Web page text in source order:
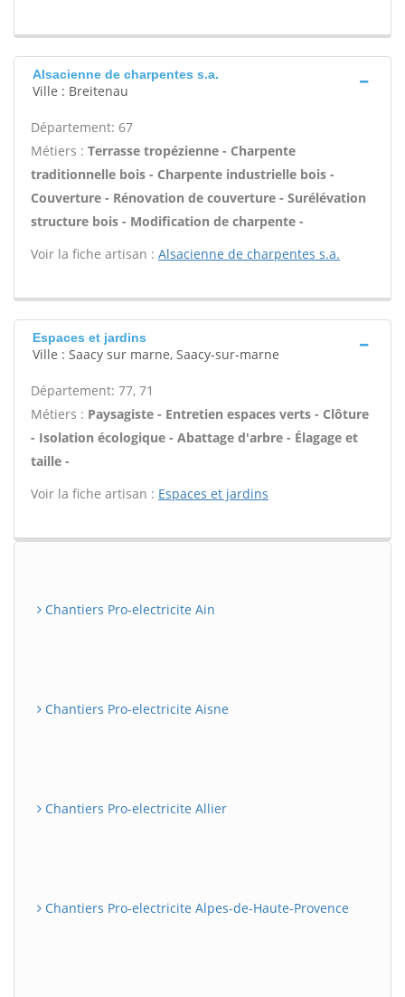
Alsacienne de charpentes s.a.
Ville : Breitenau
Département: 67
Métiers : Terrasse tropézienne - Charpente
traditionnelle bois - Charpente industrielle bois -
Couverture - Rénovation de couverture - Surélévation
structure bois - Modification de charpente -
Voir la fiche artisan : Alsacienne de charpentes s.a.
Espaces et jardins
Ville : Saacy sur marne, Saacy-sur-marne
Département: 77, 71
Métiers : Paysagiste - Entretien espaces verts - Clôture
- Isolation écologique - Abattage d'arbre - Élagage et
taille -
Voir la fiche artisan : Espaces et jardins
Chantiers Pro-electricite Ain
Chantiers Pro-electricite Aisne
Chantiers Pro-electricite Allier
Chantiers Pro-electricite Alpes-de-Haute-Provence